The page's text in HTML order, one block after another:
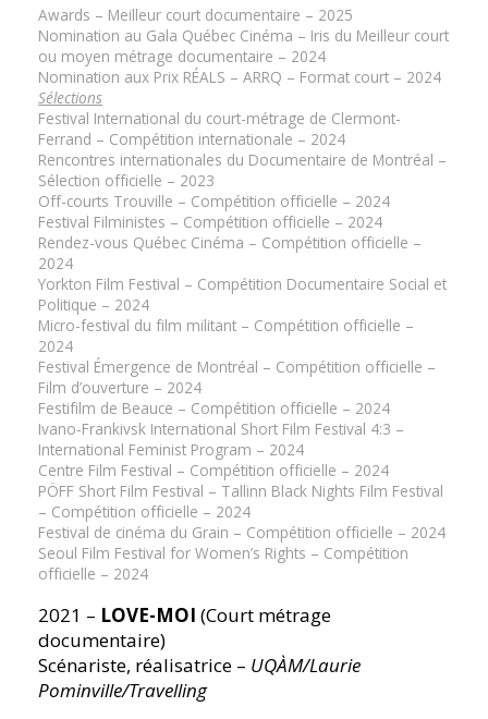
Awards – Meilleur court documentaire – 2025
Nomination au Gala Québec Cinéma – Iris du Meilleur court
ou moyen métrage documentaire – 2024
Nomination aux Prix RÉALS – ARRQ – Format court – 2024
Sélections
Festival International du court-métrage de Clermont-
Ferrand – Compétition internationale – 2024
Rencontres internationales du Documentaire de Montréal –
Sélection officielle – 2023
Off-courts Trouville – Compétition officielle – 2024
Festival Filministes – Compétition officielle – 2024
Rendez-vous Québec Cinéma – Compétition officielle –
2024
Yorkton Film Festival – Compétition Documentaire Social et
Politique – 2024
Micro-festival du film militant – Compétition officielle –
2024
Festival Émergence de Montréal – Compétition officielle –
Film d’ouverture – 2024
Festifilm de Beauce – Compétition officielle – 2024
Ivano-Frankivsk International Short Film Festival 4:3 –
International Feminist Program – 2024
Centre Film Festival – Compétition officielle – 2024
PÖFF Short Film Festival – Tallinn Black Nights Film Festival
– Compétition officielle – 2024
Festival de cinéma du Grain – Compétition officielle – 2024
Seoul Film Festival for Women’s Rights – Compétition
officielle – 2024
2021 – LOVE-MOI(Court métrage
documentaire)
Scénariste, réalisatrice – UQÀM/Laurie
Pominville/Travelling